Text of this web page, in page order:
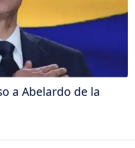
a Abelardo de la